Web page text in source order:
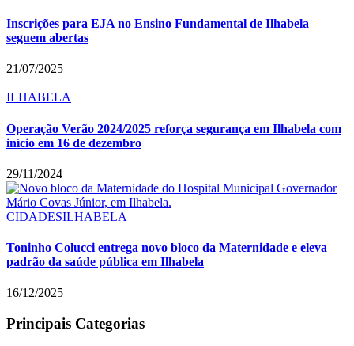
Inscrições para EJA no Ensino Fundamental de Ilhabela
seguem abertas
21/07/2025
ILHABELA
Operação Verão 2024/2025 reforça segurança em Ilhabela com
início em 16 de dezembro
29/11/2024
CIDADESILHABELA
Toninho Colucci entrega novo bloco da Maternidade e eleva
padrão da saúde pública em Ilhabela
16/12/2025
Principais Categorias